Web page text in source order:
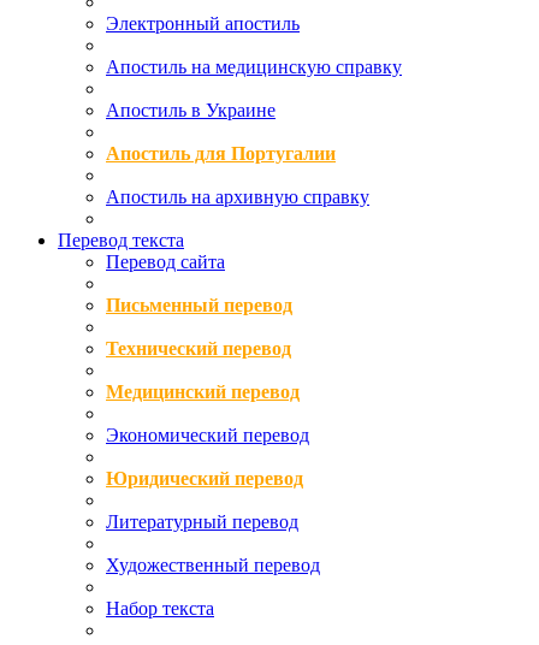
Электронный апостиль
Апостиль на медицинскую справку
Апостиль в Украине
Апостиль для Португалии
Апостиль на архивную справку
Перевод текста
Перевод сайта
Письменный перевод
Технический перевод
Медицинский перевод
Экономический перевод
Юридический перевод
Литературный перевод
Художественный перевод
Набор текста